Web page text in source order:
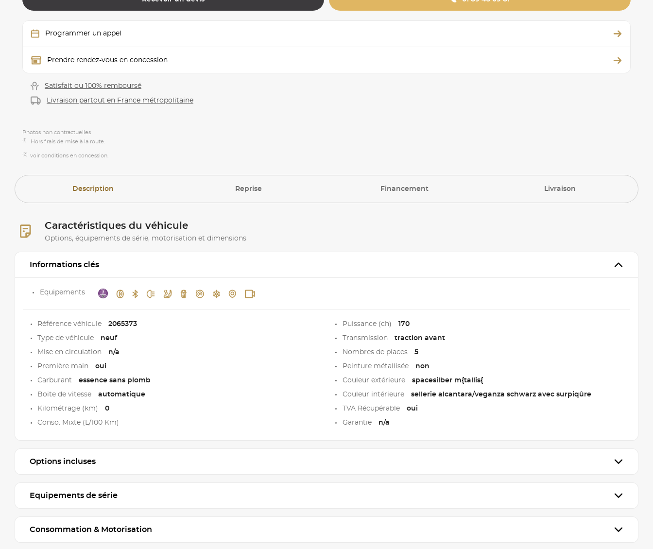
Programmer un appel
Prendre rendez-vous en concession
Satisfait ou 100% remboursé
Livraison partout en France métropolitaine
Photos non contractuelles
(1) Hors frais de mise à la route.
(2) voir conditions en concession.
Description Reprise Financement Livraison
Caractéristiques du véhicule
Options, équipements de série, motorisation et dimensions
Informations clés
Equipements
Référence véhicule 2065373
Type de véhicule neuf
Mise en circulation n/a
Première main oui
Carburant essence sans plomb
Boite de vitesse automatique
Kilométrage (km) 0
Conso. Mixte (L/100 Km)
Puissance (ch) 170
Transmission traction avant
Nombres de places 5
Peinture métallisée non
Couleur extérieure spacesilber m{tallis{
Couleur intérieure sellerie alcantara/veganza schwarz avec surpiqûre
TVA Récupérable oui
Garantie n/a
Options incluses
Equipements de série
Consommation & Motorisation